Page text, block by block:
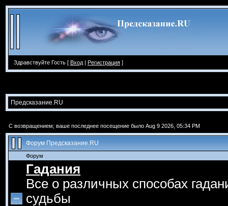
Здравствуйте Гость [ Вход | Регистрация ]
Предсказание.RU
С возвращением; ваше последнее посещение было Aug 9 2026, 05:34 PM
Форум Предсказание.RU
Форум
Гадания
Все о различных способах
судьбы